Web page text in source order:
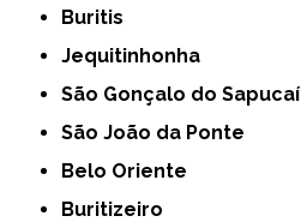
Buritis
Jequitinhonha
São Gonçalo do Sapucaí
São João da Ponte
Belo Oriente
Buritizeiro